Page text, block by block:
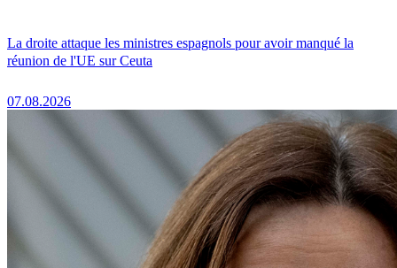
La droite attaque les ministres espagnols pour avoir manqué la
réunion de l'UE sur Ceuta
07.08.2026